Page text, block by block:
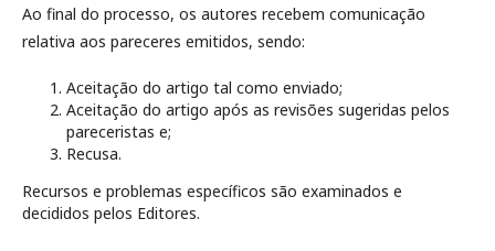
Ao final do processo, os autores recebem comunicação
relativa aos pareceres emitidos, sendo:
Aceitação do artigo tal como enviado;
Aceitação do artigo após as revisões sugeridas pelos
pareceristas e;
Recusa.
Recursos e problemas específicos são examinados e
decididos pelos Editores.